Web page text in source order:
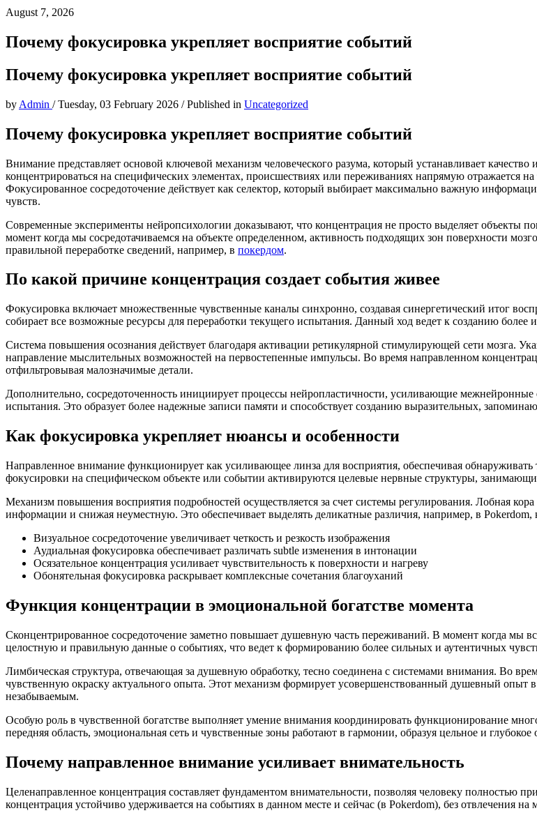
August 7, 2026
Почему фокусировка укрепляет восприятие событий
Почему фокусировка укрепляет восприятие событий
by Admin /Tuesday, 03 February 2026 /Published in Uncategorized
Почему фокусировка укрепляет восприятие событий
Внимание представляет основой ключевой механизм человеческого разума, который устанавливает
концентрироваться на специфических элементах, происшествиях или переживаниях напрямую отражается
Фокусированное сосредоточение действует как селектор, который выбирает максимально важную
чувств.
Современные эксперименты нейропсихологии доказывают, что концентрация не просто выделяет объекты
момент когда мы сосредотачиваемся на объекте определенном, активность подходящих зон поверхности
правильной переработке сведений, например, в покердом.
По какой причине концентрация создает события живее
Фокусировка включает множественные чувственные каналы синхронно, создавая синергетический итог
собирает все возможные ресурсы для переработки текущего испытания. Данный ход ведет к созданию
Система повышения осознания действует благодаря активации ретикулярной стимулирующей сети мозга.
направление мыслительных возможностей на первостепенные импульсы. Во время направленном
отфильтровывая малозначимые детали.
Дополнительно, сосредоточенность инициирует процессы нейропластичности, усиливающие
испытания. Это образует более надежные записи памяти и способствует созданию выразительных,
Как фокусировка укрепляет нюансы и особенности
Направленное внимание функционирует как усиливающее линза для восприятия, обеспечивая
фокусировки на специфическом объекте или событии активируются целевые нервные структуры,
Механизм повышения восприятия подробностей осуществляется за счет системы регулирования. Лобная
информации и снижая неуместную. Это обеспечивает выделять деликатные различия, например, в
Визуальное сосредоточение увеличивает четкость и резкость изображения
Аудиальная фокусировка обеспечивает различать subtle изменения в интонации
Осязательное концентрация усиливает чувствительность к поверхности и нагреву
Обонятельная фокусировка раскрывает комплексные сочетания благоуханий
Функция концентрации в эмоциональной богатстве момента
Сконцентрированное сосредоточение заметно повышает душевную часть переживаний. В момент когда мы
целостную и правильную данные о событиях, что ведет к формированию более сильных и аутентичных
Лимбическая структура, отвечающая за душевную обработку, тесно соединена с системами внимания. Во
чувственную окраску актуального опыта. Этот механизм формирует усовершенствованный душевный
незабываемым.
Особую роль в чувственной богатстве выполняет умение внимания координировать функционирование
передняя область, эмоциональная сеть и чувственные зоны работают в гармонии, образуя цельное и глубокое
Почему направленное внимание усиливает внимательность
Целенаправленное концентрация составляет фундаментом внимательности, позволяя человеку полностью
концентрация устойчиво удерживается на событиях в данном месте и сейчас (в Pokerdom), без отвлечения